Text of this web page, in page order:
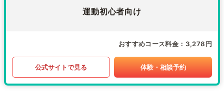
運動初心者向け
おすすめコース料金 3,278円
公式サイトで見る 体験・相談予約